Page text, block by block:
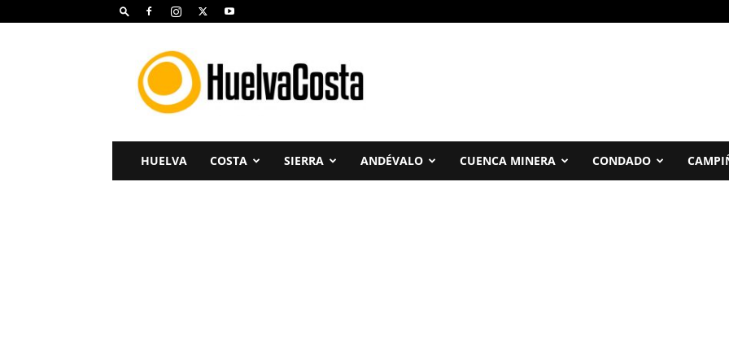
Huelva
Costa
HUELVA COSTA SIERRA ANDÉVALO CUENCA MINERA CONDADO